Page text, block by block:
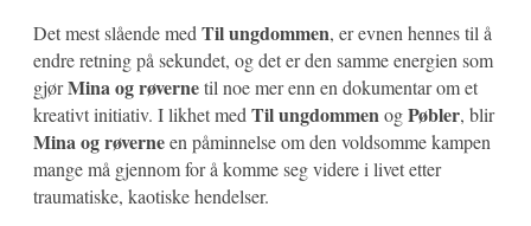
Det mest slående med Til ungdommen, er evnen hennes til å
endre retning på sekundet, og det er den samme energien som
gjørMina og røvernetil noe mer enn en dokumentar om et
kreativt initiativ. I likhet med Til ungdommenogPøbler, blir
Mina og røverneen påminnelse om den voldsomme kampen
mange må gjennom for å komme seg videre i livet etter
traumatiske, kaotiske hendelser.